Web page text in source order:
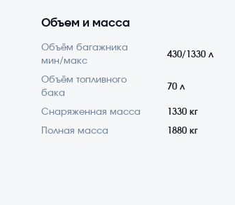
Объем и масса
Объём багажника
мин/макс
430/1330 л
Объём топливного
бака
70 л
Снаряженная масса 1330 кг
Полная масса 1880 кг